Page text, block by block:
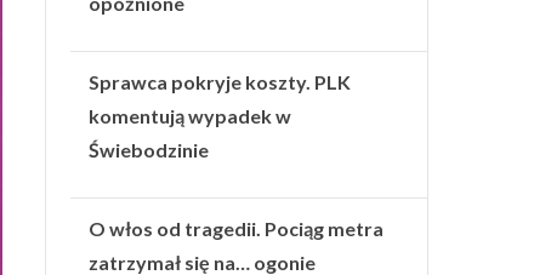
Sprawca pokryje koszty. PLK
komentują wypadek w
Świebodzinie
O włos od tragedii. Pociąg metra
zatrzymał się na… ogonie